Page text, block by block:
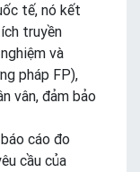
tế, nó kết
truyền
và
pháp FP),
vân, đảm bảo
cáo đo
cầu của